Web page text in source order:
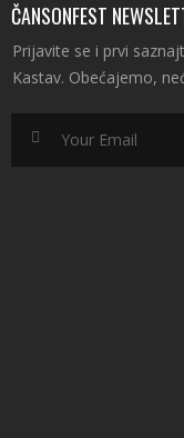
ČANSONFEST
Prijavite se i prvi
Kastav. Obećajemo,